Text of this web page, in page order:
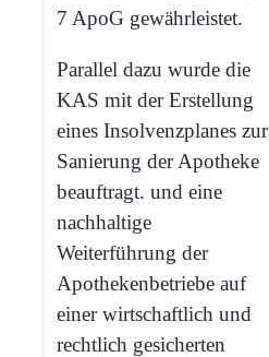
7 ApoG gewährleistet.
Parallel dazu wurde die
KAS mit der Erstellung
eines Insolvenzplanes zur
Sanierung der Apotheke
beauftragt. und eine
nachhaltige
Weiterführung der
Apothekenbetriebe auf
einer wirtschaftlich und
rechtlich gesicherten